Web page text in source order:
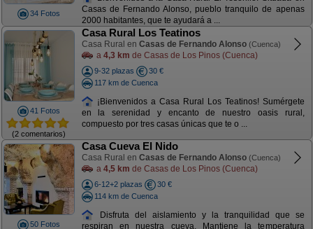
34 Fotos
Casas de Fernando Alonso, pueblo tranquilo de apenas
2000 habitantes, que te ayudará a ...
41 Fotos
(2 comentarios)
Casa Rural Los Teatinos
Casa Rural en Casas de Fernando Alonso (Cuenca)
a 4,3 km de Casas de Los Pinos (Cuenca)
9-32 plazas
30 €
117 km de Cuenca
¡Bienvenidos a Casa Rural Los Teatinos! Sumérgete
en la serenidad y encanto de nuestro oasis rural,
compuesto por tres casas únicas que te o ...
50 Fotos
Casa Cueva El Nido
Casa Rural en Casas de Fernando Alonso (Cuenca)
a 4,5 km de Casas de Los Pinos (Cuenca)
6-12+2 plazas
30 €
114 km de Cuenca
Disfruta del aislamiento y la tranquilidad que se
respiran en nuestra cueva. Mantiene la temperatura